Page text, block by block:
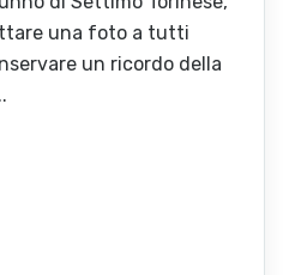
una foto a tutti
un ricordo della